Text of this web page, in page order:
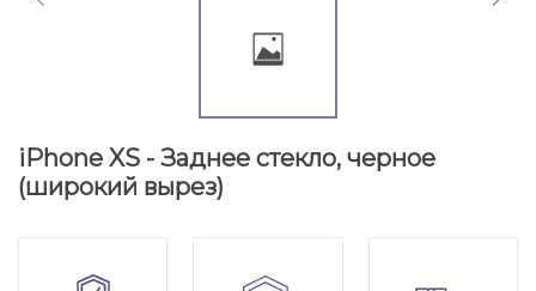
iPhone XS - Заднее стекло, черное
(широкий вырез)